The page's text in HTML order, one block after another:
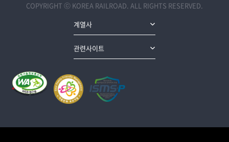
COPYRIGHT ⓒ KOREA RAILROAD. ALL RIGHTS RESERVED.
계열사
관련사이트